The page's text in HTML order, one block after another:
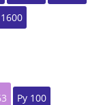
Ру 100